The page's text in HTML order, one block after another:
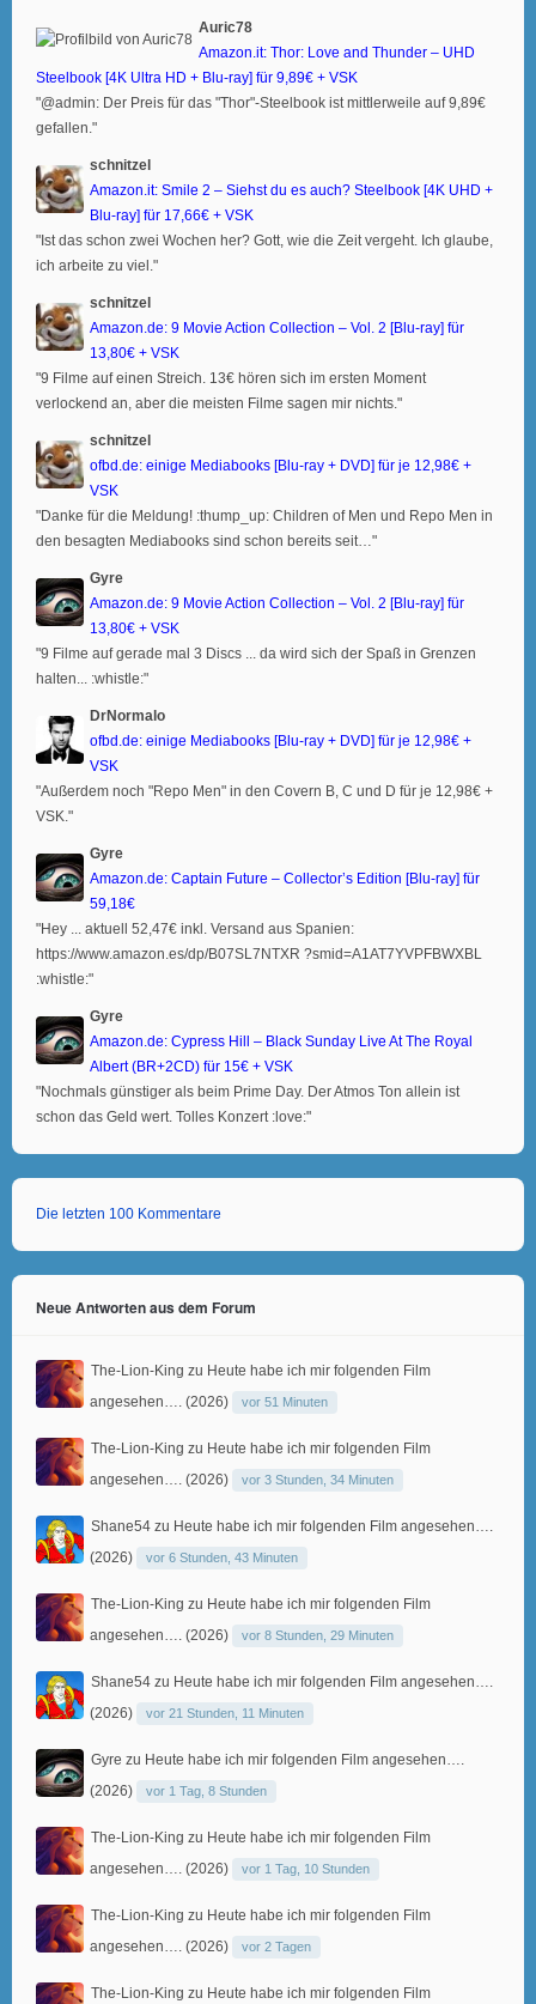
Auric78
Amazon.it: Thor: Love and Thunder – UHD
Steelbook [4K Ultra HD + Blu-ray] für 9,89€ + VSK
"@admin: Der Preis für das "Thor"-Steelbook ist mittlerweile auf 9,89€
gefallen."
schnitzel
Amazon.it: Smile 2 – Siehst du es auch? Steelbook [4K UHD +
Blu-ray] für 17,66€ + VSK
"Ist das schon zwei Wochen her? Gott, wie die Zeit vergeht. Ich glaube,
ich arbeite zu viel."
schnitzel
Amazon.de: 9 Movie Action Collection – Vol. 2 [Blu-ray] für
13,80€ + VSK
"9 Filme auf einen Streich. 13€ hören sich im ersten Moment
verlockend an, aber die meisten Filme sagen mir nichts."
schnitzel
ofbd.de: einige Mediabooks [Blu-ray + DVD] für je 12,98€ +
VSK
"Danke für die Meldung! :thump_up: Children of Men und Repo Men in
den besagten Mediabooks sind schon bereits seit…"
Gyre
Amazon.de: 9 Movie Action Collection – Vol. 2 [Blu-ray] für
13,80€ + VSK
"9 Filme auf gerade mal 3 Discs ... da wird sich der Spaß in Grenzen
halten... :whistle:"
DrNormalo
ofbd.de: einige Mediabooks [Blu-ray + DVD] für je 12,98€ +
VSK
"Außerdem noch "Repo Men" in den Covern B, C und D für je 12,98€ +
VSK."
Gyre
Amazon.de: Captain Future – Collector’s Edition [Blu-ray] für
59,18€
"Hey ... aktuell 52,47€ inkl. Versand aus Spanien:
https://www.amazon.es/dp/B07SL7NTXR ?smid=A1AT7YVPFBWXBL
:whistle:"
Gyre
Amazon.de: Cypress Hill – Black Sunday Live At The Royal
Albert (BR+2CD) für 15€ + VSK
"Nochmals günstiger als beim Prime Day. Der Atmos Ton allein ist
schon das Geld wert. Tolles Konzert :love:"
Die letzten 100 Kommentare
Neue Antworten aus dem Forum
The-Lion-King zu Heute habe ich mir folgenden Film
angesehen…. (2026)
vor 51 Minuten
The-Lion-King zu Heute habe ich mir folgenden Film
angesehen…. (2026)
vor 3 Stunden, 34 Minuten
Shane54 zu Heute habe ich mir folgenden Film angesehen….
(2026)
vor 6 Stunden, 43 Minuten
The-Lion-King zu Heute habe ich mir folgenden Film
angesehen…. (2026)
vor 8 Stunden, 29 Minuten
Shane54 zu Heute habe ich mir folgenden Film angesehen….
(2026)
vor 21 Stunden, 11 Minuten
Gyre zu Heute habe ich mir folgenden Film angesehen….
(2026)
vor 1 Tag, 8 Stunden
The-Lion-King zu Heute habe ich mir folgenden Film
angesehen…. (2026)
vor 1 Tag, 10 Stunden
The-Lion-King zu Heute habe ich mir folgenden Film
angesehen…. (2026)
vor 2 Tagen
The-Lion-King zu Heute habe ich mir folgenden Film